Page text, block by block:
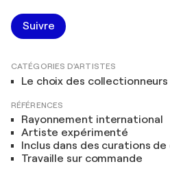
Suivre
CATÉGORIES D'ARTISTES
Le choix des collectionneurs
RÉFÉRENCES
Rayonnement international
Artiste expérimenté
Inclus dans des curations
Travaille sur commande